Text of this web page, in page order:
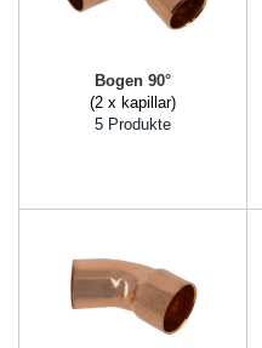
Bogen 90°
(2 x kapillar)
5 Produkte